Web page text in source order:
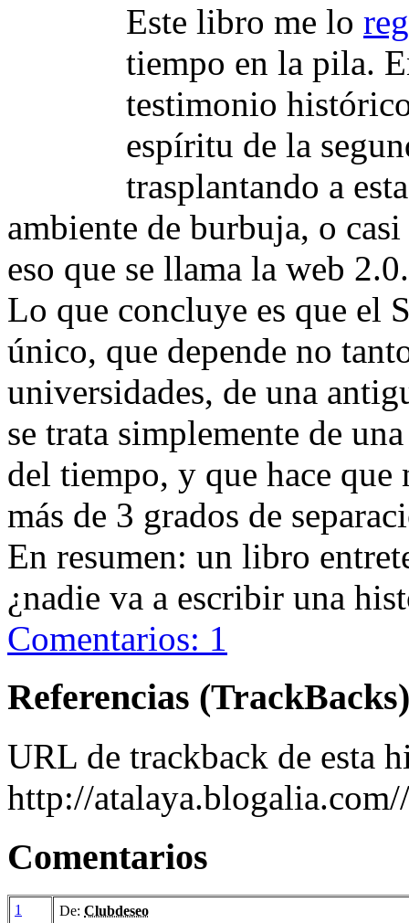
Este libro me lo
tiempo en la pila.
testimonio
espíritu de la
trasplantando a
ambiente de burbuja, o
eso que se llama la web 2.0.
Lo que concluye es que el
único, que depende no
universidades, de una
se trata simplemente de
del tiempo, y que hace
más de 3 grados de
En resumen: un libro
¿nadie va a escribir una
Comentarios: 1
Referencias (TrackBacks)
URL de trackback de esta
http://
Comentarios
1 De: Clubdeseo